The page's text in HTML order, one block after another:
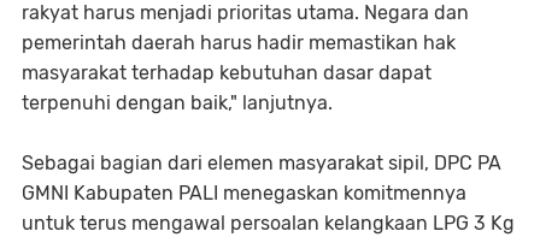
rakyat harus menjadi prioritas utama. Negara dan
pemerintah daerah harus hadir memastikan hak
masyarakat terhadap kebutuhan dasar dapat
terpenuhi dengan baik," lanjutnya.
Sebagai bagian dari elemen masyarakat sipil, DPC PA
GMNI Kabupaten PALI menegaskan komitmennya
untuk terus mengawal persoalan kelangkaan LPG 3 Kg